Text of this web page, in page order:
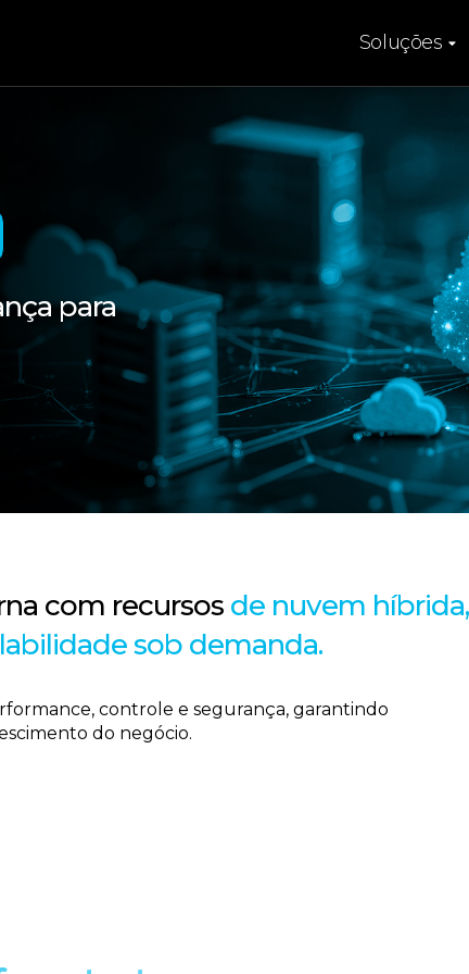
Soluções
para
com recursos de nuvem híbrida,
sob demanda.
controle e segurança, garantindo
do negócio.